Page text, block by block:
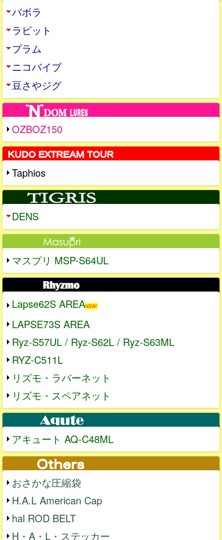
バボラ
ラビット
プラム
ニコバイブ
豆さやジグ
OZBOZ150
Taphios
DENS
マスプリ MSP-S64UL
Lapse62S AREANEW!
LAPSE73S AREA
Ryz-S57UL / Ryz-S62L / Ryz-S63ML
RYZ-C511L
リズモ・ラバーネット
リズモ・スペアネット
アキュート AQ-C48ML
おさかな圧縮袋
H.A.L American Cap
hal ROD BELT
H・A・L・ステッカー